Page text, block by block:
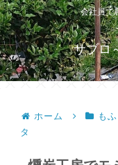
会社員で
サブロ
ホーム も
タ